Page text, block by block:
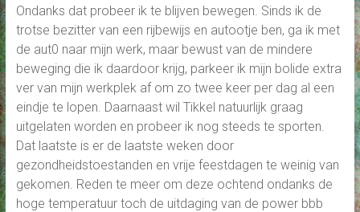
Ondanks dat probeer ik te blijven bewegen. Sinds ik de
trotse bezitter van een rijbewijs en autootje ben, ga ik met
de aut0 naar mijn werk, maar bewust van de mindere
beweging die ik daardoor krijg, parkeer ik mijn bolide extra
ver van mijn werkplek af om zo twee keer per dag al een
eindje te lopen. Daarnaast wil Tikkel natuurlijk graag
uitgelaten worden en probeer ik nog steeds te sporten.
Dat laatste is er de laatste weken door
gezondheidstoestanden en vrije feestdagen te weinig van
gekomen. Reden te meer om deze ochtend ondanks de
hoge temperatuur toch de uitdaging van de power bbb